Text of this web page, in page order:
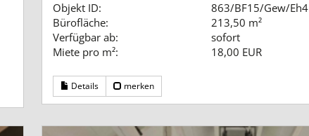
Objekt ID:
863/BF15/Gew/Eh4
Bürofläche:
213,50 m²
Verfügbar ab:
sofort
Miete pro m²:
18,00 EUR
Details merken